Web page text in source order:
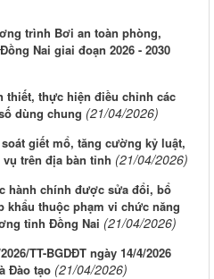
trình Bơi an toàn phòng,
Nai giai đoạn 2026 - 2030
thiết, thực hiện điều chỉnh các
dùng chung (21/04/2026)
giết mổ, tăng cường kỷ luật,
trên địa bàn tỉnh (21/04/2026)
hành chính được sửa đổi, bổ
thuộc phạm vi chức năng
tỉnh Đồng Nai (21/04/2026)
TT-BGDĐT ngày 14/4/2026
Đào tạo (21/04/2026)